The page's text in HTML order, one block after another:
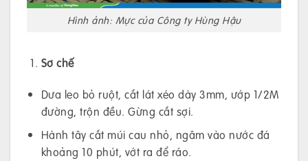
Hình ảnh: Mực của Công ty Hùng Hậu
Sơ chế
Dưa leo bỏ ruột, cắt lát xéo dày 3mm, ướp 1/2M
đường, trộn đều. Gừng cắt sợi.
Hành tây cắt múi cau nhỏ, ngâm vào nước đá
khoảng 10 phút, vớt ra để ráo.